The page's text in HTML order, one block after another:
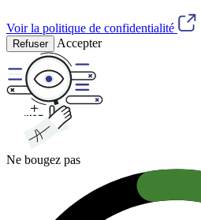
Voir la politique de confidentialité
Refuser Accepter
Ne bougez pas